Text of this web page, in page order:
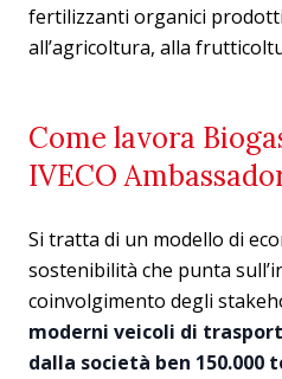
fertilizzanti organici
all’agricoltura, alla
Come lavora
IVECO
Si tratta di un modello di
sostenibilità che punta
coinvolgimento degli
moderni veicoli di
dalla società ben 150.000